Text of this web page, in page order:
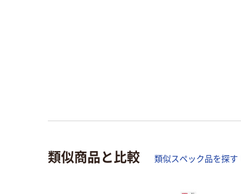
類似商品と比較 類似スペック品を探す